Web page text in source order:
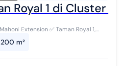
Royal 1 di Cluster
Extension ✅ Taman Royal 1,
(Sertifikat Hak Milik) ✅ Luas Tanah
200 m²